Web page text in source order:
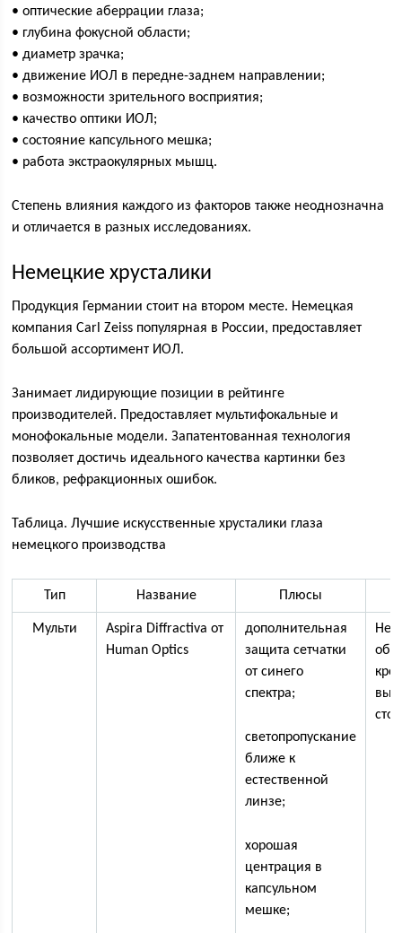
• оптические аберрации глаза;
• глубина фокусной области;
• диаметр зрачка;
• движение ИОЛ в передне-заднем направлении;
• возможности зрительного восприятия;
• качество оптики ИОЛ;
• состояние капсульного мешка;
• работа экстраокулярных мышц.
Степень влияния каждого из факторов также неоднозначна
и отличается в разных исследованиях.
Немецкие хрусталики
Продукция Германии стоит на втором месте. Немецкая
компания Carl Zeiss популярная в России, предоставляет
большой ассортимент ИОЛ.
Занимает лидирующие позиции в рейтинге
производителей. Предоставляет мультифокальные и
монофокальные модели. Запатентованная технология
позволяет достичь идеального качества картинки без
бликов, рефракционных ошибок.
Таблица. Лучшие искусственные хрусталики глаза
немецкого производства
Тип Название Плюсы
Мульти
Aspira Diffractiva от
Human Optics
дополнительная
защита сетчатки
от синего
спектра;
светопропускание
ближе к
естественной
линзе;
хорошая
центрация в
капсульном
мешке;
Не